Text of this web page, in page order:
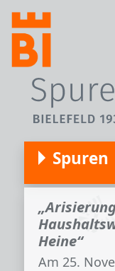
Direkt zum Inhalt
Spuren
Heine“
Am 25.